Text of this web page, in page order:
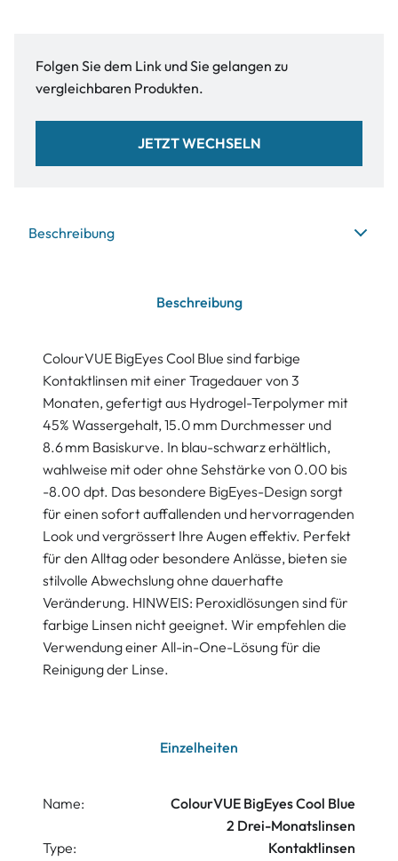
Folgen Sie dem Link und Sie gelangen zu
vergleichbaren Produkten.
JETZT WECHSELN
Beschreibung
Beschreibung
ColourVUE BigEyes Cool Blue sind farbige
Kontaktlinsen mit einer Tragedauer von 3
Monaten, gefertigt aus Hydrogel-Terpolymer mit
45% Wassergehalt, 15.0 mm Durchmesser und
8.6 mm Basiskurve. In blau-schwarz erhältlich,
wahlweise mit oder ohne Sehstärke von 0.00 bis
-8.00 dpt. Das besondere BigEyes-Design sorgt
für einen sofort auffallenden und hervorragenden
Look und vergrössert Ihre Augen effektiv. Perfekt
für den Alltag oder besondere Anlässe, bieten sie
stilvolle Abwechslung ohne dauerhafte
Veränderung. HINWEIS: Peroxidlösungen sind für
farbige Linsen nicht geeignet. Wir empfehlen die
Verwendung einer All-in-One-Lösung für die
Reinigung der Linse.
Einzelheiten
Name:
ColourVUE BigEyes Cool Blue
2 Drei-Monatslinsen
Type:
Kontaktlinsen